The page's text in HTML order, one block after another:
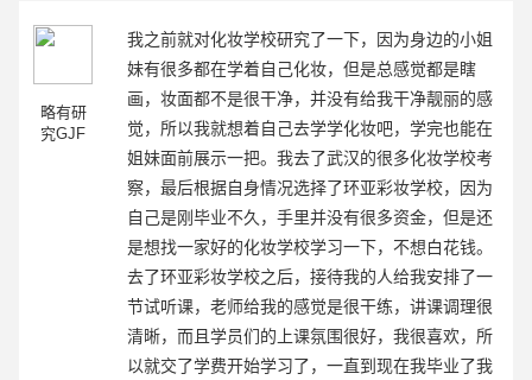
略有研
究GJF
我之前就对化妆学校研究了一下，因为身边的小姐
妹有很多都在学着自己化妆，但是总感觉都是瞎
画，妆面都不是很干净，并没有给我干净靓丽的感
觉，所以我就想着自己去学学化妆吧，学完也能在
姐妹面前展示一把。我去了武汉的很多化妆学校考
察，最后根据自身情况选择了环亚彩妆学校，因为
自己是刚毕业不久，手里并没有很多资金，但是还
是想找一家好的化妆学校学习一下，不想白花钱。
去了环亚彩妆学校之后，接待我的人给我安排了一
节试听课，老师给我的感觉是很干练，讲课调理很
清晰，而且学员们的上课氛围很好，我很喜欢，所
以就交了学费开始学习了，一直到现在我毕业了我